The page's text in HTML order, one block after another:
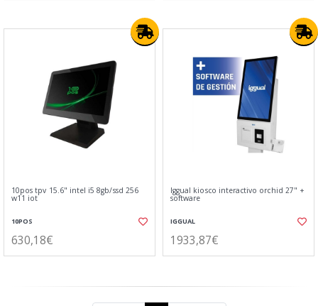
10pos tpv 15.6" intel i5 8gb/ssd 256
w11 iot
10POS
630,18€
Iggual kiosco interactivo orchid 27" +
software
IGGUAL
1933,87€